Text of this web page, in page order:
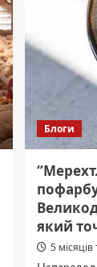
Блоги
який
5